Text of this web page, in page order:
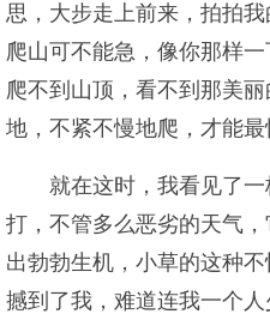
思，大步走上前来，拍拍我
爬山可不能急，像你那样
爬不到山顶，看不到那美
地，不紧不慢地爬，才能
就在这时，我看见了
打，不管多么恶劣的天气
出勃勃生机，小草的这种
撼到了我，难道连我一个